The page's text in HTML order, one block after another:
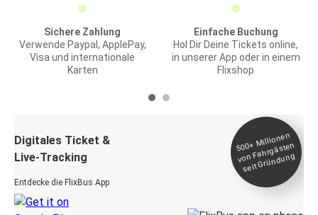
Sichere Zahlung
Verwende Paypal, ApplePay,
Visa und internationale
Karten
Einfache Buchung
Hol Dir Deine Tickets online,
in unserer App oder in einem
Flixshop
Digitales Ticket &
Live-Tracking
Entdecke die FlixBus App
500+
Millionen
von Fahrgästen
seit
Gründung